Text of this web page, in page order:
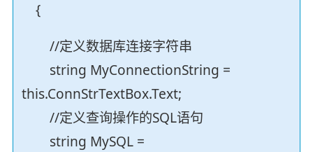
{
//定义数据库连接字符串
string MyConnectionString =
this.ConnStrTextBox.Text;
//定义查询操作的SQL语句
string MySQL =